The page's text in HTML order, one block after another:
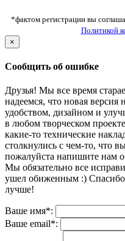
*фактом регистрации вы
Политикой
×
Сообщить об ошибке
Друзья! Мы все время
надеемся, что новая версия
удобством, дизайном и
в любом творческом
какие-то технические
столкнулись с чем-то, что
пожалуйста напишите нам
Мы обязательно все
ушел обиженным :) Спасибо,
лучше!
Ваше имя*:
Ваше email*: